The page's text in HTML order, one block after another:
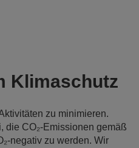
Klimaschutz
zu minimieren.
die CO₂-Emissionen gemäß
negativ zu werden. Wir